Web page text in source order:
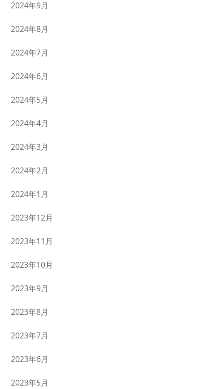
2024年9月
2024年8月
2024年7月
2024年6月
2024年5月
2024年4月
2024年3月
2024年2月
2024年1月
2023年12月
2023年11月
2023年10月
2023年9月
2023年8月
2023年7月
2023年6月
2023年5月